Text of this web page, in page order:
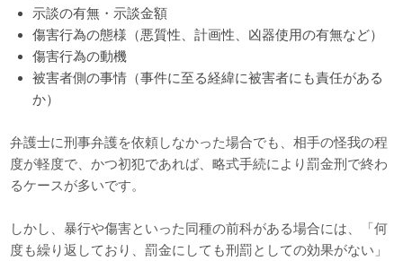
示談の有無・示談金額
傷害行為の態様（悪質性、計画性、凶器使用の有無など）
傷害行為の動機
被害者側の事情（事件に至る経緯に被害者にも責任がある
か）
弁護士に刑事弁護を依頼しなかった場合でも、相手の怪我の程
度が軽度で、かつ初犯であれば、略式手続により罰金刑で終わ
るケースが多いです。
しかし、暴行や傷害といった同種の前科がある場合には、「何
度も繰り返しており、罰金にしても刑罰としての効果がない」